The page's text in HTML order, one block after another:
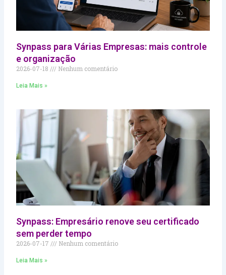
Synpass para Várias Empresas: mais controle
e organização
2026-07-18 Nenhum comentário
Leia Mais »
Synpass: Empresário renove seu certificado
sem perder tempo
2026-07-17 Nenhum comentário
Leia Mais »